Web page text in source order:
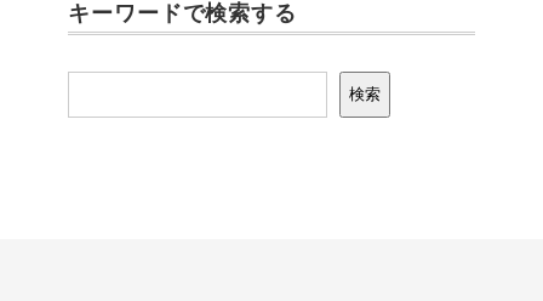
キーワードで検索する
検索